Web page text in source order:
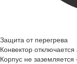
Защита от перегрева
Конвектор
Корпус не